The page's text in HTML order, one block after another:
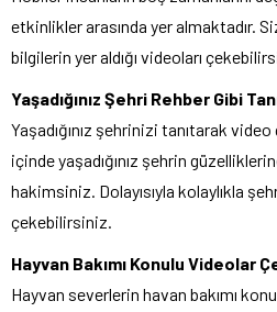
etkinlikler arasında yer almaktadır.
bilgilerin yer aldığı videoları
Yaşadığınız Şehri Rehber Gibi
Yaşadığınız şehrinizi tanıtarak
içinde yaşadığınız şehrin
hakimsiniz. Dolayısıyla kolaylıkla
çekebilirsiniz.
Hayvan Bakımı Konulu Videolar
Hayvan severlerin havan bakımı